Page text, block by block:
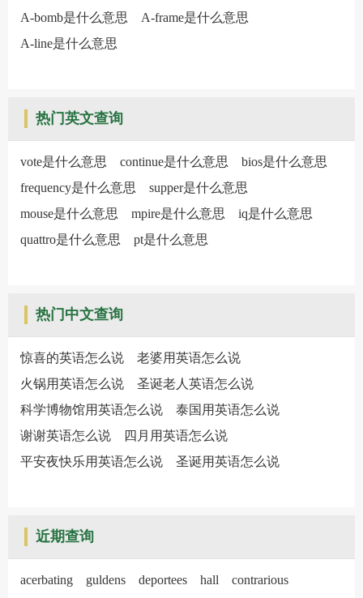
A-bomb是什么意思
A-frame是什么意思
A-line是什么意思
热门英文查询
vote是什么意思 continue是什么意思
bios是什么意思
frequency是什么意思
supper是什么意思
mouse是什么意思
mpire是什么意思
iq是什么意思
quattro是什么意思
pt是什么意思
热门中文查询
惊喜的英语怎么说
老婆用英语怎么说
火锅用英语怎么说
圣诞老人英语怎么说
科学博物馆用英语怎么说
泰国用英语怎么说
谢谢英语怎么说
四月用英语怎么说
平安夜快乐用英语怎么说
圣诞用英语怎么说
近期查询
acerbating guldens deportees hall contrarious